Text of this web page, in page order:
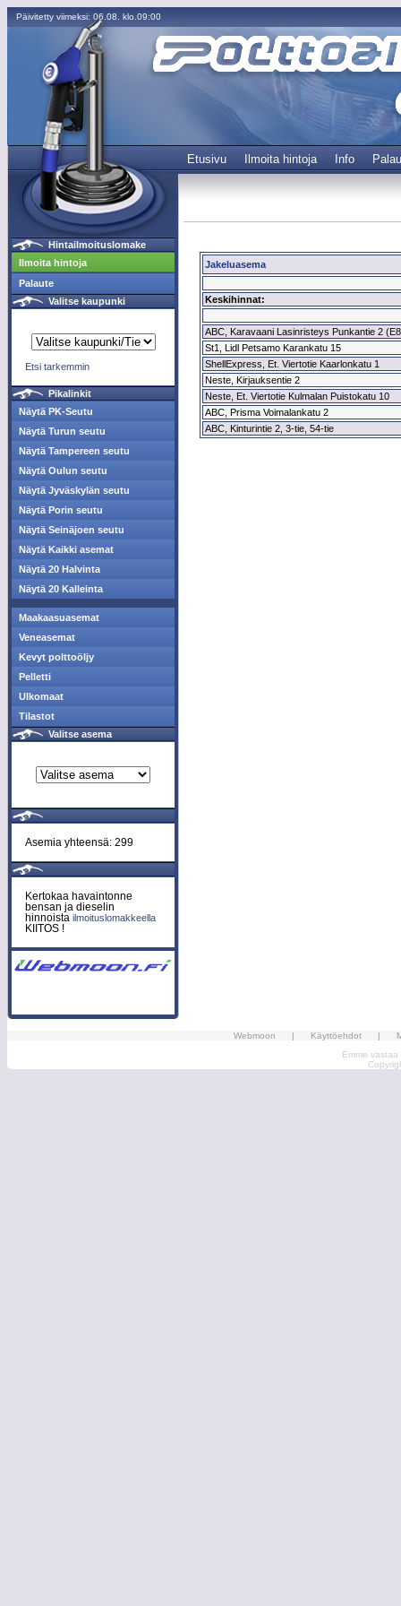
Päivitetty viimeksi: 06.08. klo.09:00
Etusivu Ilmoita hintoja Info
Hintailmoituslomake
Ilmoita hintoja
Palaute
Valitse kaupunki
Etsi tarkemmin
Pikalinkit
Näytä PK-Seutu
Näytä Turun seutu
Näytä Tampereen seutu
Näytä Oulun seutu
Näytä Jyväskylän seutu
Näytä Porin seutu
Näytä Seinäjoen seutu
Näytä Kaikki asemat
Näytä 20 Halvinta
Näytä 20 Kalleinta
Maakaasuasemat
Veneasemat
Kevyt polttoöljy
Pelletti
Ulkomaat
Tilastot
Valitse asema
Asemia yhteensä: 299
Kertokaa havaintonne
bensan ja dieselin
hinnoista ilmoituslomakkeella
KIITOS !
Jakeluasema
Keskihinnat:
ABC, Karavaani Lasinristeys Punkantie 2
St1, Lidl Petsamo Karankatu 15
ShellExpress, Et. Viertotie Kaarlonkatu 1
Neste, Kirjauksentie 2
Neste, Et. Viertotie Kulmalan Puistokatu 10
ABC, Prisma Voimalankatu 2
ABC, Kinturintie 2, 3-tie, 54-tie
Webmoon | Käyttöehdot |
Emme